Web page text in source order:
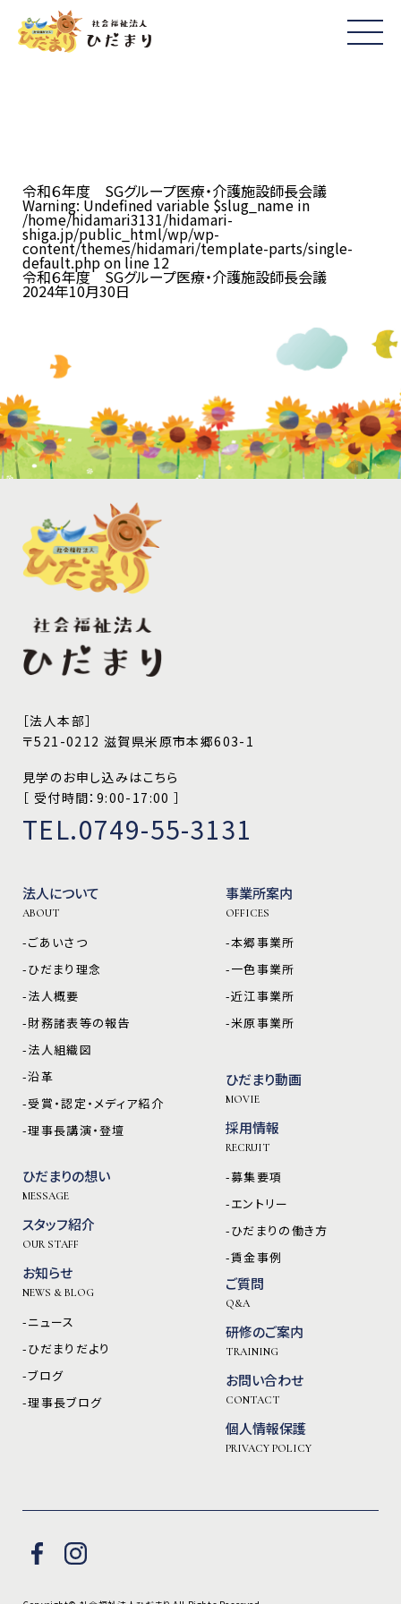
令和６年度 SGグループ医療・介護施設師長会議
Warning: Undefined variable $slug_name in
/home/hidamari3131/hidamari-
shiga.jp/public_html/wp/wp-
content/themes/hidamari/template-parts/single-
default.phpon line 12
令和６年度 SGグループ医療・介護施設師長会議
2024年10月30日
［法人本部］
〒521-0212 滋賀県米原市本郷603-1
見学のお申し込みはこちら
［ 受付時間：9:00-17:00 ］
TEL.0749-55-3131
法人について
ABOUT
-ごあいさつ
-ひだまり理念
-法人概要
-財務諸表等の報告
-法人組織図
-沿革
-受賞・認定・メディア紹介
-理事長講演・登壇
ひだまりの想い
MESSAGE
スタッフ紹介
OUR STAFF
お知らせ
NEWS & BLOG
-ニュース
-ひだまりだより
-ブログ
-理事長ブログ
事業所案内
OFFICES
-本郷事業所
-一色事業所
-近江事業所
-米原事業所
ひだまり動画
MOVIE
採用情報
RECRUIT
-募集要項
-エントリー
-ひだまりの働き方
-賃金事例
ご質問
Q&A
研修のご案内
TRAINING
お問い合わせ
CONTACT
個人情報保護
PRIVACY POLICY